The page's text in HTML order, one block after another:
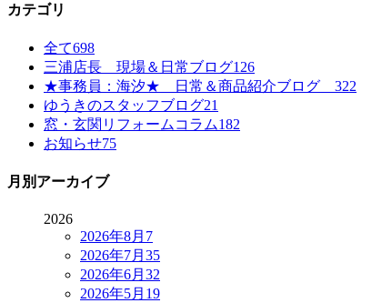
カテゴリ
全て698
三浦店長 現場＆日常ブログ126
★事務員：海汐★ 日常＆商品紹介ブログ 322
ゆうきのスタッフブログ21
窓・玄関リフォームコラム182
お知らせ75
月別アーカイブ
2026
2026年8月 7
2026年7月 35
2026年6月 32
2026年5月 19